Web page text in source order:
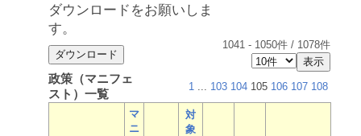
ダウンロードをお願いしま
す。
1041 - 1050件 / 1078件
政策（マニフェ
スト）一覧
1 ... 103 104 105 106 107 108
マ
ニ
対
象